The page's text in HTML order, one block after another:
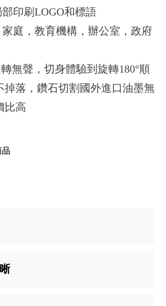
印刷LOGO和標語
庭，教育機構，辦公室，政府
無聲，切身體驗到旋轉180°順
掉落，鑽石切割國外進口油墨無
比高
品